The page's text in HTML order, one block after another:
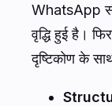
WhatsApp
वृद्धि हुई है।
दृष्टिकोण के